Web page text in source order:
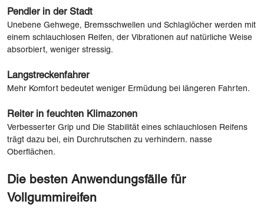
Pendler in der Stadt
Unebene Gehwege, Bremsschwellen und Schlaglöcher werden mit
einem schlauchlosen Reifen, der Vibrationen auf natürliche Weise
absorbiert, weniger stressig.
Langstreckenfahrer
Mehr Komfort bedeutet weniger Ermüdung bei längeren Fahrten.
Reiter in feuchten Klimazonen
Verbesserter Grip und Die Stabilität eines schlauchlosen Reifens
trägt dazu bei, ein Durchrutschen zu verhindern. nasse
Oberflächen.
Die besten Anwendungsfälle für
Vollgummireifen